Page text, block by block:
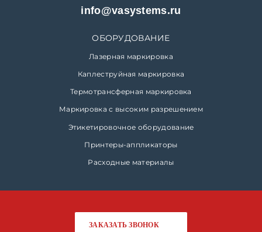
info@vasystems.ru
ОБОРУДОВАНИЕ
Лазерная маркировка
Каплеструйная маркировка
Термотрансферная маркировка
Маркировка с высоким разрешением
Этикетировочное оборудование
Принтеры-аппликаторы
Расходные материалы
ЗАКАЗАТЬ ЗВОНОК